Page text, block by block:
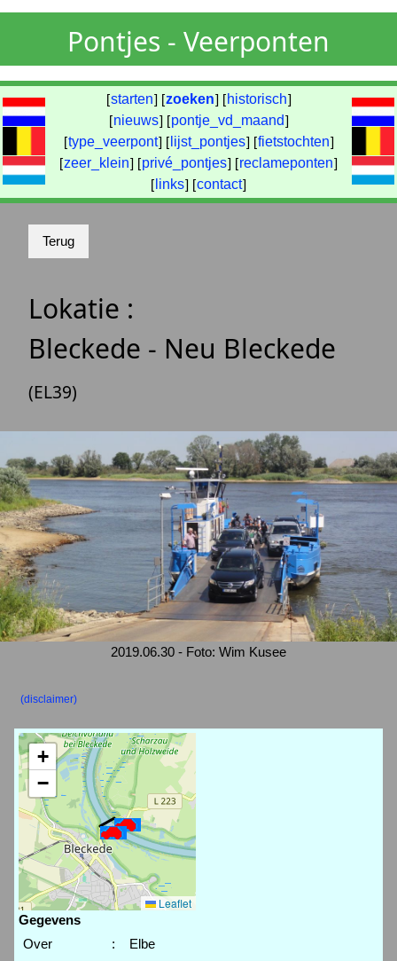
Pontjes - Veerponten
[starten] [zoeken] [ historisch]
[nieuws] [pontje_vd_maand]
[type_veerpont] [ lijst_pontjes] [fietstochten]
[zeer_klein] [privé_pontjes] [reclameponten]
[ links] [contact]
Lokatie :
Bleckede - Neu Bleckede
(EL39)
2019.06.30 - Foto: Wim Kusee
(disclaimer)
+
−
Leaflet
Gegevens
Over
:
Elbe